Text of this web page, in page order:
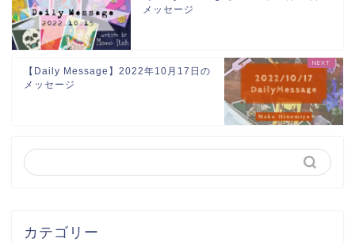
メッセージ
【Daily Message】2022年10月17日の
メッセージ
カテゴリー